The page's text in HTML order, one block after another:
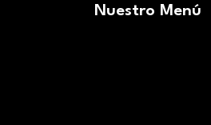
Nuestro Menú